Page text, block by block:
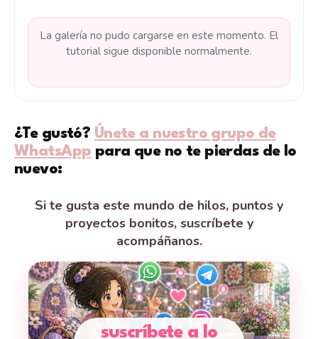
La galería no pudo cargarse en este momento. El
tutorial sigue disponible normalmente.
¿Te gustó? Únete a nuestro grupo de
WhatsApp para que no te pierdas de lo
nuevo:
Si te gusta este mundo de hilos, puntos y
proyectos bonitos, suscríbete y
acompáñanos.
suscríbete a lo